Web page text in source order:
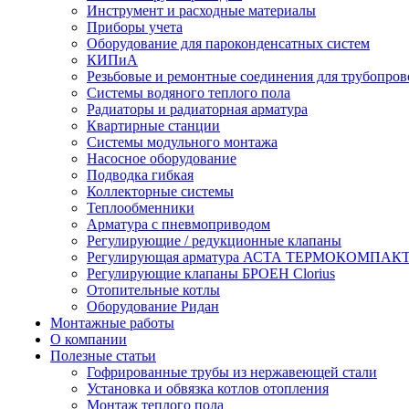
Инструмент и расходные материалы
Приборы учета
Оборудование для пароконденсатных систем
КИПиА
Резьбовые и ремонтные соединения для
Системы водяного теплого пола
Радиаторы и радиаторная арматура
Квартирные станции
Системы модульного монтажа
Насосное оборудование
Подводка гибкая
Коллекторные системы
Теплообменники
Арматура с пневмоприводом
Регулирующие / редукционные клапаны
Регулирующая арматура АСТА
Регулирующие клапаны БРОЕН Clorius
Отопительные котлы
Оборудование Ридан
Монтажные работы
О компании
Полезные статьи
Гофрированные трубы из нержавеющей стали
Установка и обвязка котлов отопления
Монтаж теплого пола